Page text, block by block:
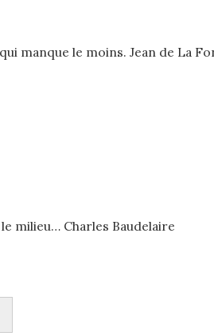
manque le moins. Jean de La
milieu… Charles Baudelaire